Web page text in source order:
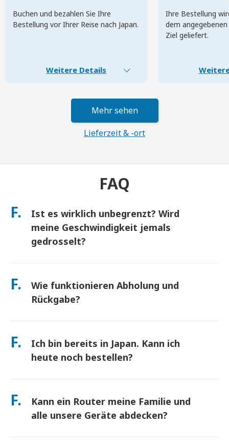
Buchen und bezahlen Sie Ihre
Bestellung vor Ihrer Reise nach Japan.
Weitere Details
Ihre Bestellung
dem
Ziel geliefert.
Mehr sehen
Lieferzeit & -ort
FAQ
F.
Ist es wirklich unbegrenzt? Wird
meine Geschwindigkeit jemals
gedrosselt?
Ja. Es ist wirklich unbegrenzt und wir wenden keine Fair Usage
Geschwindigkeitsdrosselungen an. Sie können den ganzen Tag
so viele Daten nutzen, wie Sie möchten. (Wie bei jedem
Mobilfunknetz kann es zu vorübergehenden Überlastungen
richtlinienbasierten Drosselung kommen, schreiben wir Ihnen
die Miete gut.
F.
Wie funktionieren Abholung und
Rückgabe?
Abholung an Hauptflughäfen oder wählen Sie
Ein vorfrankierter Rücksendeumschlag ist inbegriffen – werfen
Sie ihn einfach in einen beliebigen Postkasten in Japan. Kein
Papierkram, keine Warteschlangen am Schalter.
F.
Ich bin bereits in Japan. Kann ich
heute noch bestellen?
Ja. Eine Abholung am selben Tag am Flughafen ist verfügbar.
nächsten Tag an. Wenn Sie sich nicht sicher sind, kontaktieren
Sie uns, und wir bestätigen die schnellste Option für Ihre
Region.
F.
Kann ein Router meine Familie und
alle unsere Geräte abdecken?
verbinden Sie bis zu 10 Geräte gleichzeitig (Telefone, Tablets,